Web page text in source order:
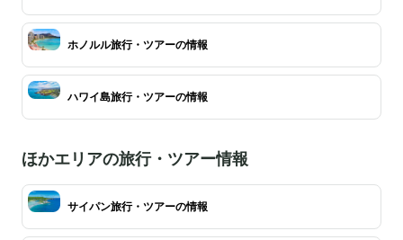
ホノルル旅行・ツアーの情報
ハワイ島旅行・ツアーの情報
ほかエリアの旅行・ツアー情報
サイパン旅行・ツアーの情報